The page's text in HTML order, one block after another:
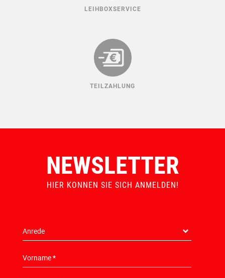
ERSATZTEILGARANTIE
MADE IN AUSTRIA
LEIHBOXSERVICE